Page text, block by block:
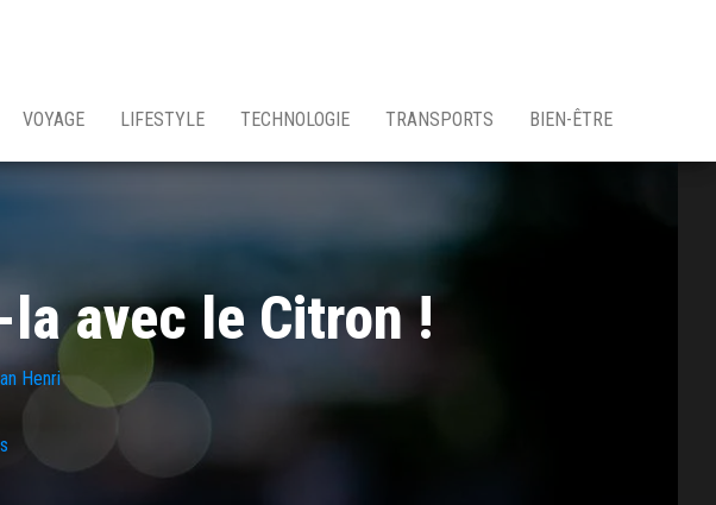
VOYAGE LIFESTYLE TECHNOLOGIE TRANSPORTS BIEN-ÊTRE
avec le Citron !
Henri